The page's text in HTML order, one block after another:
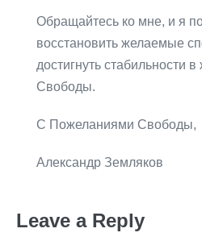
Обращайтесь ко мне, и я
восстановить желаемые
достигнуть стабильности
Свободы.
С Пожеланиями Свободы,
Александр Земляков
Leave a Reply